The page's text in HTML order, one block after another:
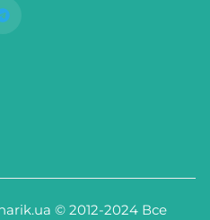
© 2012-2024 Все